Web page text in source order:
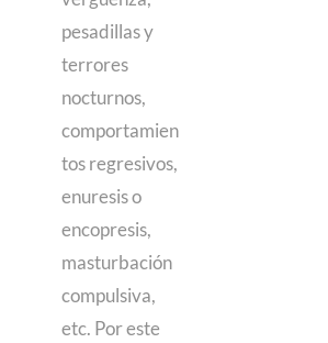
pesadillas y
terrores
nocturnos,
comportamien
tos regresivos,
enuresis o
encopresis,
masturbación
compulsiva,
etc. Por este